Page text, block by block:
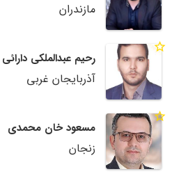
مازندران
رحیم عبدالملکی دارائی
آذربایجان غربی
مسعود خان محمدی
زنجان